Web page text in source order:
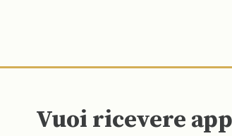
Vuoi ricevere